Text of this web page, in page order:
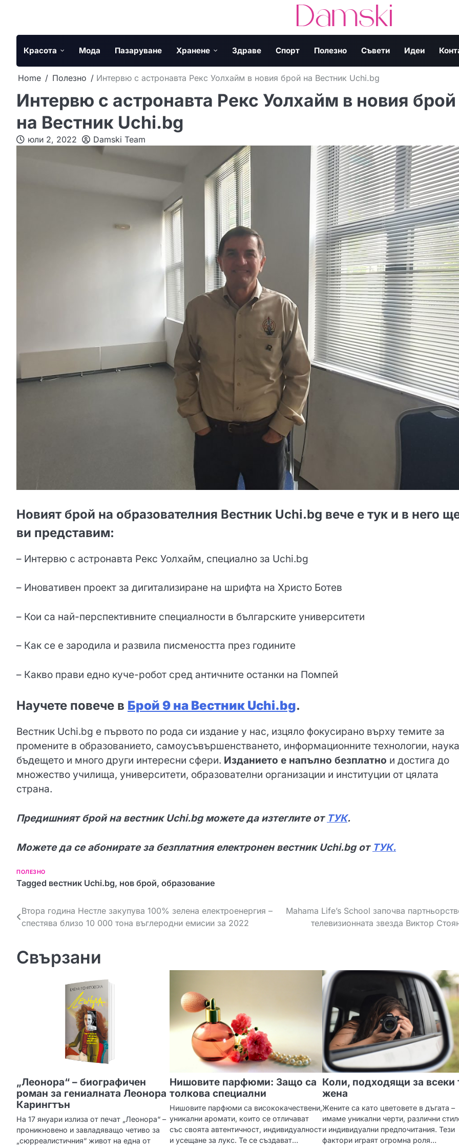
Красота Мода Пазаруване Хранене Здраве Спорт Полезно Съвети Идеи
Home Полезно Интервю с астронавта Рекс Уолхайм в новия брой на Вестник Uchi.bg
Интервю с астронавта Рекс Уолхайм в новия брой
на Вестник Uchi.bg
юли 2, 2022 Damski Team
Новият брой на образователния Вестник Uchi.bg вече е тук и в него
ви представим:
– Интервю с астронавта Рекс Уолхайм, специално за Uchi.bg
– Иновативен проект за дигитализиране на шрифта на Христо Ботев
– Кои са най-перспективните специалности в българските университети
– Как се е зародила и развила писмеността през годините
– Какво прави едно куче-робот сред античните останки на Помпей
Научете повече в Брой 9 на Вестник Uchi.bg.
Вестник Uchi.bg e първото по рода си издание у нас, изцяло фокусирано върху темите за
промените в образованието, самоусъвършенстването, информационните технологии,
бъдещето и много други интересни сфери. Изданието е напълно безплатно и достига до
множество училища, университети, образователни организации и институции от цялата
страна.
Предишният брой на вестник Uchi.bg можете да изтеглите от ТУК.
Можете да се абонирате за безплатния електронен вестник Uchi.bg от ТУК.
ПОЛЕЗНО
Tagged вестник Uchi.bg, нов брой, образование
Н
в
и
Втора година Нестле закупува 100% зелена електроенергия –
спестява близо 10 000 тона въглеродни емисии за 2022
Mahama Life’s School започва
телевизионната звезда Виктор
Свързани
„Леонора“ – биографичен
роман за гениалната Леонора
Карингтън
На 17 януари излиза от печат „Леонора“ –
проникновено и завладяващо четиво за
„сюрреалистичния“ живот на една от
Нишовите парфюми: Защо са
толкова специални
Нишовите парфюми са висококачествени,
уникални аромати, които се отличават
със своята автентичност, индивидуалност
и усещане за лукс. Те се създават…
Коли, подходящи за всеки
жена
Жените са като цветовете в дъгата –
имаме уникални черти, различни
и индивидуални предпочитания. Тези
фактори играят огромна роля…